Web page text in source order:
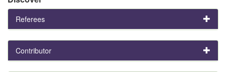
Referees
Contributor